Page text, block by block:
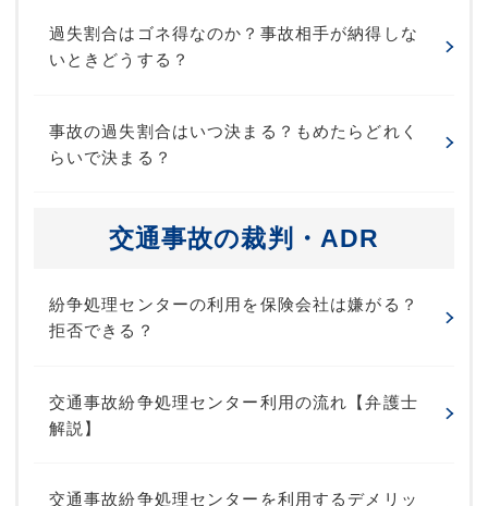
過失割合はゴネ得なのか？事故相手が納得しな
いときどうする？
事故の過失割合はいつ決まる？もめたらどれく
らいで決まる？
交通事故の裁判・ADR
紛争処理センターの利用を保険会社は嫌がる？
拒否できる？
交通事故紛争処理センター利用の流れ【弁護士
解説】
交通事故紛争処理センターを利用するデメリッ